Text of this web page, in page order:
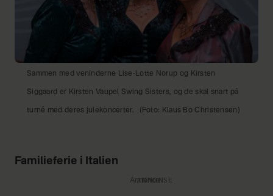
Sammen med veninderne Lise-Lotte Norup og Kirsten
Siggaard er Kirsten Vaupel Swing Sisters, og de skal snart på
turné med deres julekoncerter. (Foto: Klaus Bo Christensen)
Familieferie i Italien
Annonce